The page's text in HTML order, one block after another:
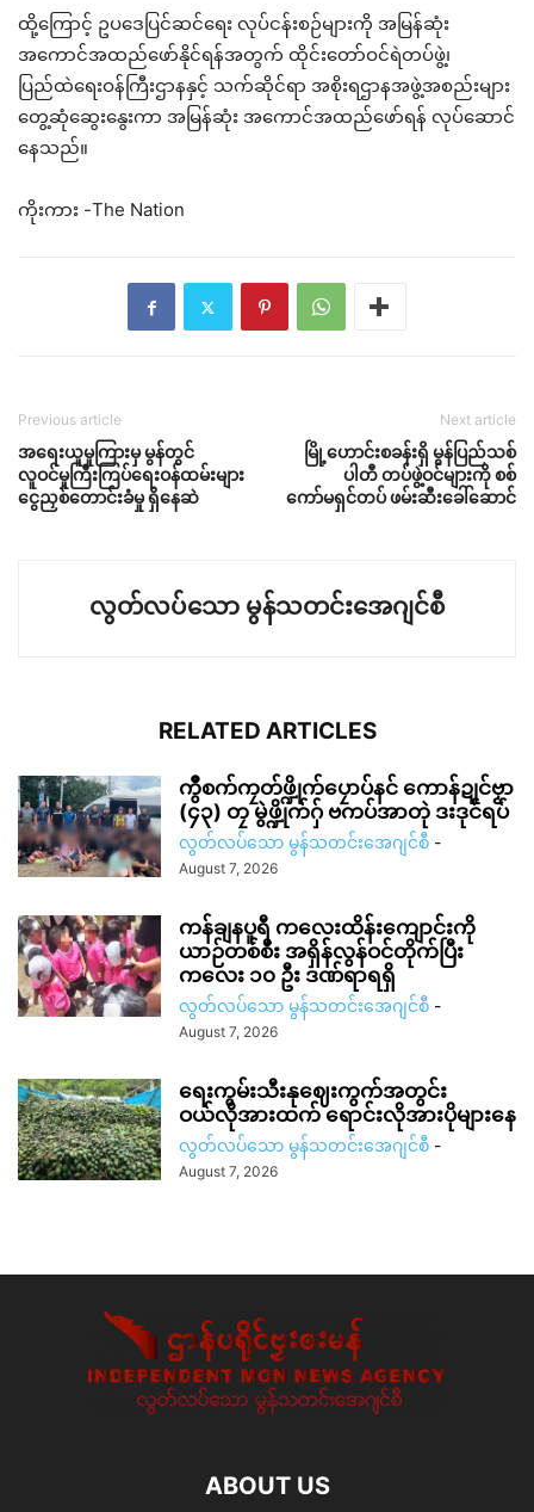
ထို့ကြောင့် ဥပဒေပြင်ဆင်ရေး လုပ်ငန်းစဉ်များကို အမြန်ဆုံး
အကောင်အထည်ဖော်နိုင်ရန်အတွက် ထိုင်းတော်ဝင်ရဲတပ်ဖွဲ့၊
ပြည်ထဲရေးဝန်ကြီးဌာနနှင့် သက်ဆိုင်ရာ အစိုးရဌာနအဖွဲ့အစည်းများ
တွေ့ဆုံဆွေးနွေးကာ အမြန်ဆုံး အကောင်အထည်ဖော်ရန် လုပ်ဆောင်
နေသည်။
ကိုးကား -The Nation
Previous article
အရေးယူမှုကြားမှ မွန်တွင်
လူဝင်မှုကြီးကြပ်ရေးဝန်ထမ်းများ
ငွေညှစ်တောင်းခံမှု ရှိနေဆဲ
Next article
မြို့ဟောင်းစခန်းရှိ မွန်ပြည်သစ်
ပါတီ တပ်ဖွဲ့ဝင်များကို စစ်
ကော်မရှင်တပ် ဖမ်းဆီးခေါ်ဆောင်
လွတ်လပ်သော မွန်သတင်းအေဂျင်စီ
RELATED ARTICLES
ကွဳစက်ကၠတ်ဖ္ဍိုက်ပၠောပ်နင် ကောန်ဍုင်ဗၟာ
(၄၃) တၠ မွဲဖ္ဍိုက်ဂှ် ဗကပ်အာတုဲ ဒးဒုင်ရပ်
လွတ်လပ်သော မွန်သတင်းအေဂျင်စီ -
August 7, 2026
ကန်ချနပူရီ ကလေးထိန်းကျောင်းကို
ယာဉ်တစ်စီး အရှိန်လွန်ဝင်တိုက်ပြီး
ကလေး ၁၀ ဦး ဒဏ်ရာရရှိ
လွတ်လပ်သော မွန်သတင်းအေဂျင်စီ -
August 7, 2026
ရေးကွမ်းသီးနုဈေးကွက်အတွင်း
ဝယ်လိုအားထက် ရောင်းလိုအားပိုများနေ
လွတ်လပ်သော မွန်သတင်းအေဂျင်စီ -
August 7, 2026
ABOUT US